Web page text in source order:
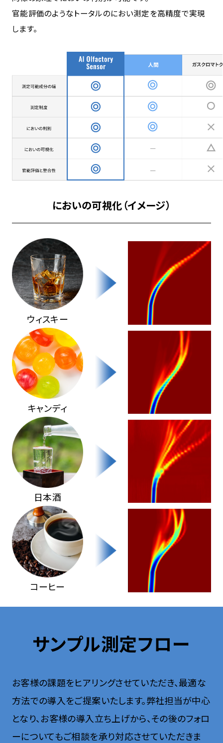
官能評価のようなトータルのにおい測定を高精度で実現
します。
においの可視化（イメージ）
ウィスキー
キャンディ
日本酒
コーヒー
サンプル測定フロー
お客様の課題をヒアリングさせていただき、最適な
方法での導入をご提案いたします。弊社担当が中心
となり、お客様の導入立ち上げから、その後のフォロ
ーについてもご相談を承り対応させていただきま